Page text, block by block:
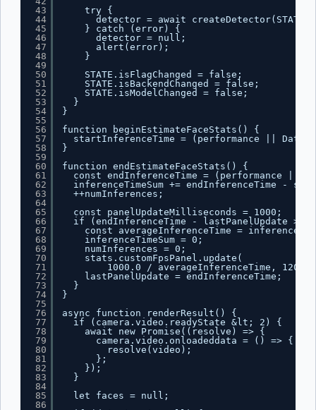
43
44
45
46
47
48
49
50
51
52
53
54
55
56
57
58
59
60
61
62
63
64
65
66
67
68
69
70
71
72
73
74
75
76
77
78
79
80
81
82
83
84
85
86
try {
detector = await
} catch (error) {
detector = null;
alert(error);
}
STATE.isFlagChanged = false;
STATE.isBackendChanged = false;
STATE.isModelChanged = false;
}
}
function beginEstimateFaceStats() {
startInferenceTime = (performance ||
}
function endEstimateFaceStats() {
const endInferenceTime = (performance ||
inferenceTimeSum += endInferenceTime -
++numInferences;
const panelUpdateMilliseconds = 1000;
if (endInferenceTime - lastPanelUpdate >=
const averageInferenceTime =
inferenceTimeSum = 0;
numInferences = 0;
stats.customFpsPanel.update(
1000.0 / averageInferenceTime, 120);
lastPanelUpdate = endInferenceTime;
}
}
async function renderResult() {
if (camera.video.readyState &lt; 2) {
await new Promise((resolve) => {
camera.video.onloadeddata = () => {
resolve(video);
};
});
}
let faces = null;